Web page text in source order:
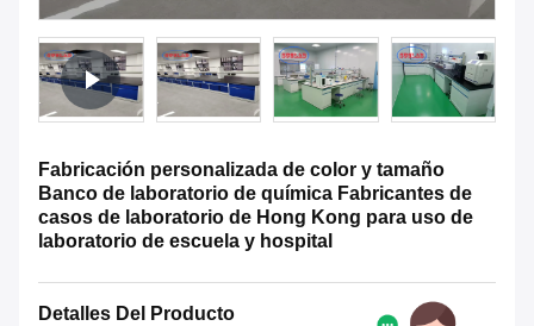
Fabricación personalizada de color y tamaño
Banco de laboratorio de química Fabricantes de
casos de laboratorio de Hong Kong para uso de
laboratorio de escuela y hospital
Detalles Del Producto